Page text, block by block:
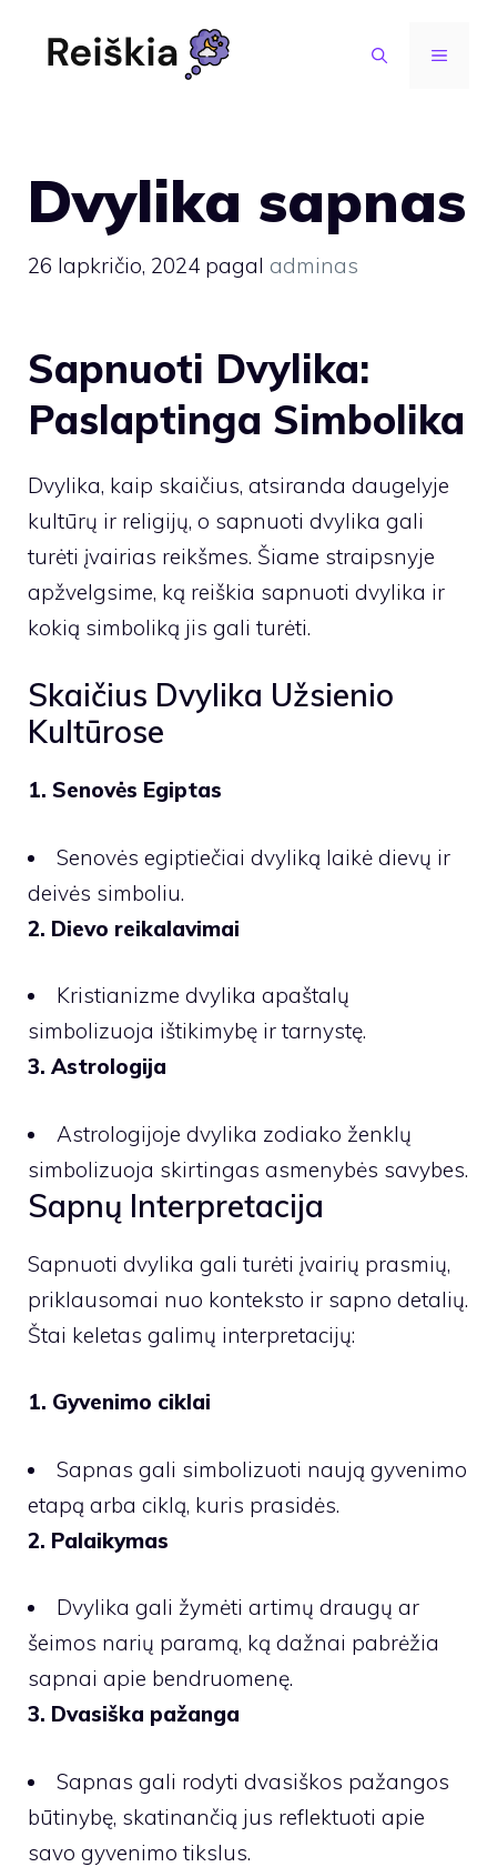
MENIU
Dvylika sapnas
26 lapkričio, 2024 pagal adminas
Sapnuoti Dvylika:
Paslaptinga Simbolika
Dvylika, kaip skaičius, atsiranda daugelyje
kultūrų ir religijų, o sapnuoti dvylika gali
turėti įvairias reikšmes. Šiame straipsnyje
apžvelgsime, ką reiškia sapnuoti dvylika ir
kokią simboliką jis gali turėti.
Skaičius Dvylika Užsienio
Kultūrose
1. Senovės Egiptas
Senovės egiptiečiai dvyliką laikė dievų ir
deivės simboliu.
2. Dievo reikalavimai
Kristianizme dvylika apaštalų
simbolizuoja ištikimybę ir tarnystę.
3. Astrologija
Astrologijoje dvylika zodiako ženklų
simbolizuoja skirtingas asmenybės savybes.
Sapnų Interpretacija
Sapnuoti dvylika gali turėti įvairių prasmių,
priklausomai nuo konteksto ir sapno detalių.
Štai keletas galimų interpretacijų:
1. Gyvenimo ciklai
Sapnas gali simbolizuoti naują gyvenimo
etapą arba ciklą, kuris prasidės.
2. Palaikymas
Dvylika gali žymėti artimų draugų ar
šeimos narių paramą, ką dažnai pabrėžia
sapnai apie bendruomenę.
3. Dvasiška pažanga
Sapnas gali rodyti dvasiškos pažangos
būtinybę, skatinančią jus reflektuoti apie
savo gyvenimo tikslus.